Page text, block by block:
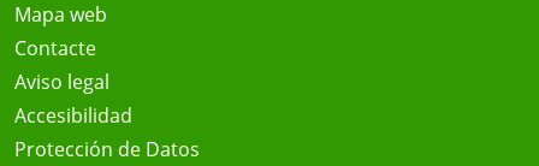
Mapa web
Contacte
Aviso legal
Accesibilidad
Protección de Datos